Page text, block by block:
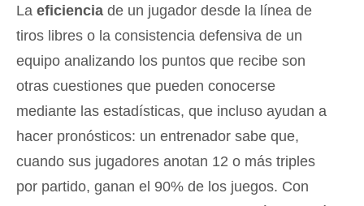
La eficiencia de un jugador desde la línea de
tiros libres o la consistencia defensiva de un
equipo analizando los puntos que recibe son
otras cuestiones que pueden conocerse
mediante las estadísticas, que incluso ayudan a
hacer pronósticos: un entrenador sabe que,
cuando sus jugadores anotan 12 o más triples
por partido, ganan el 90% de los juegos. Con